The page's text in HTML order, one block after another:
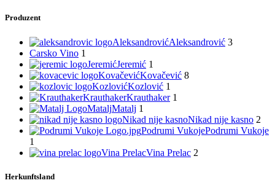
Produzent
AleksandrovićAleksandrović 3
Carsko Vino 1
JeremićJeremić 1
KovačevićKovačević 8
KozlovićKozlović 1
KrauthakerKrauthaker 1
MataljMatalj 1
Nikad nije kasnoNikad nije kasno 2
Podrumi VukojePodrumi Vukoje
1
Vina PrelacVina Prelac 2
Herkunftsland